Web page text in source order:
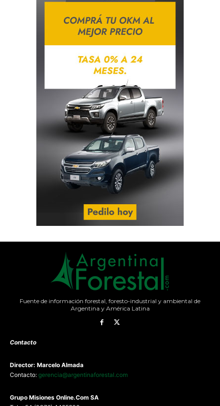
Fuente de información forestal, foresto-industrial y ambiental de
Argentina y América Latina
Contacto
Director: Marcelo Almada
Contacto: gerencia@argentinaforestal.com
Grupo Misiones Online.Com SA